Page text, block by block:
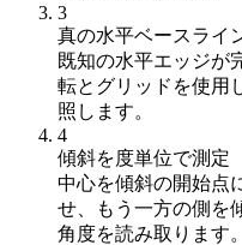
3
真の水平ベースライ
既知の水平エッジが
転とグリッドを使用
照します。
4
傾斜を度単位で測定
中心を傾斜の開始点
せ、もう一方の側を
角度を読み取ります。